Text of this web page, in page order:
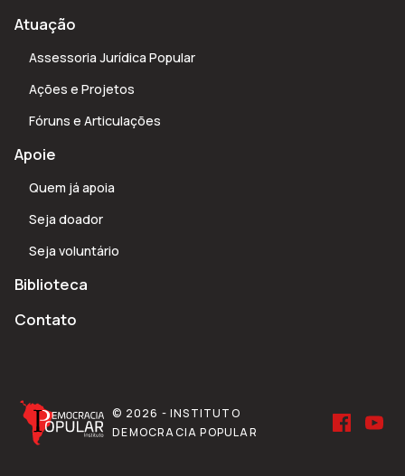
Atuação
Assessoria Jurídica Popular
Ações e Projetos
Fóruns e Articulações
Apoie
Quem já apoia
Seja doador
Seja voluntário
Biblioteca
Contato
© 2026 - INSTITUTO
DEMOCRACIA POPULAR